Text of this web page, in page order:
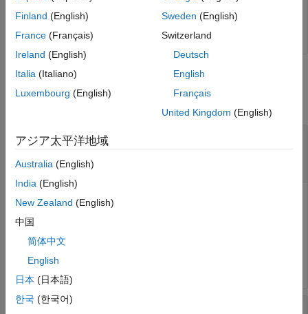
See Also
setTargetTimezone(tg, 'America/New_York');
Input Arguments
collapse all
target_object
computer
Targetobject
Object that represents target computer, specified as a
Example:
newTimezone
Finland (English)
France (Français)
Ireland (English)
Italia (Italiano)
Luxembourg (English)
Sweden (English)
Switzerland
Deutsch
English
Français
United Kingdom (English)
アジア太平洋地域
Australia (English)
India (English)
New Zealand (English)
中国
简体中文
English
日本 (日本語)
한국 (한국어)